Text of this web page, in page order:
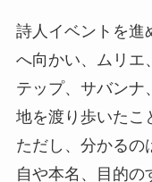
詩人イベントを進
へ向かい、ムリエ
テップ、サバンナ
地を渡り歩いたこ
ただし、分かるの
自や本名、目的の